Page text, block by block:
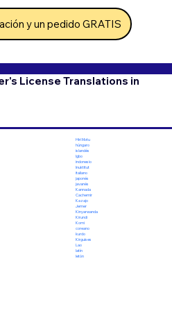
y un pedido GRATIS
License Translations in
Hiri Motu
húngaro
islandés
Igbo
indonesio
Inuktitut
italiano
japonés
javanés
Kannada
Cachemir
Kazajo
Jemer
Kinyarwanda
Kirundi
Komi
coreano
kurdo
Kirguises
Lao
latín
letón